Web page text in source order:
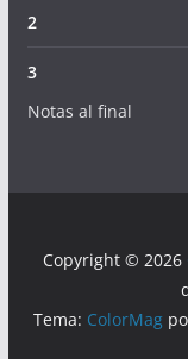
2
3
Notas al final
Copyright © 2026
Tema: ColorMag